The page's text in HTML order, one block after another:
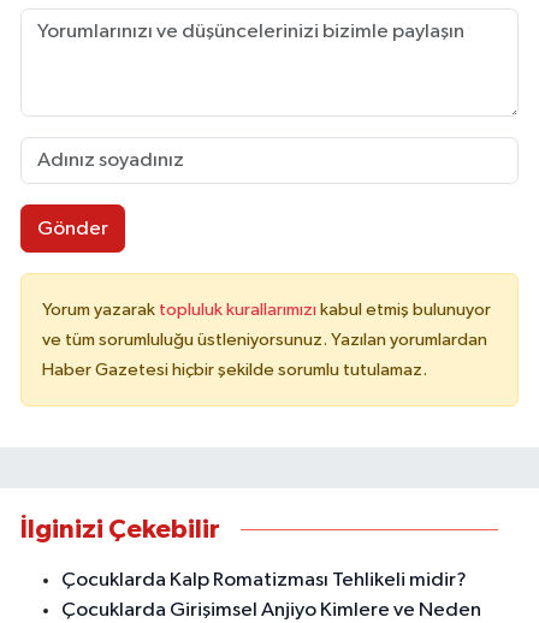
Gönder
Yorum yazarak topluluk kurallarımızı kabul etmiş bulunuyor
ve tüm sorumluluğu üstleniyorsunuz. Yazılan yorumlardan
Haber Gazetesi hiçbir şekilde sorumlu tutulamaz.
İlginizi Çekebilir
Çocuklarda Kalp Romatizması Tehlikeli midir?
Çocuklarda Girişimsel Anjiyo Kimlere ve Neden